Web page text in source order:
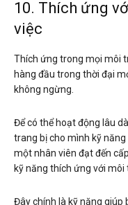
10. Thích ứng
việc
Thích ứng trong mọi môi
hàng đầu trong thời đại
không ngừng.
Để có thể hoạt động lâu
trang bị cho mình kỹ
một nhân viên đạt đến
kỹ năng thích ứng với
Đây chính là kỹ năng giúp